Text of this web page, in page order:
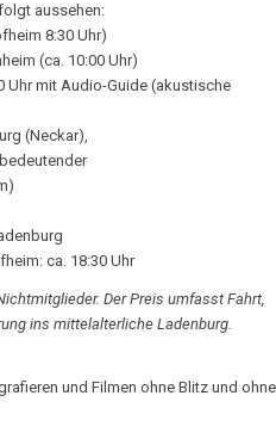
aussehen:
8:30 Uhr)
(ca. 10:00 Uhr)
Uhr mit Audio-Guide (akustische
(Neckar),
ca. 18:30 Uhr
Der Preis umfasst Fahrt,
ins mittelalterliche Ladenburg.
und Filmen ohne Blitz und ohne